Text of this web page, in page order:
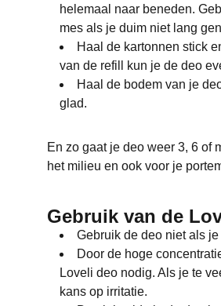
helemaal naar beneden.
mes als je duim niet lang
Haal de kartonnen stick
van de refill kun je de deo
Haal de bodem van je
glad.
En zo gaat je deo weer 3, 6 of
het milieu en ook voor je
Gebruik van de
Gebruik de deo niet als
Door de hoge
Loveli deo nodig. Als je te
kans op irritatie.